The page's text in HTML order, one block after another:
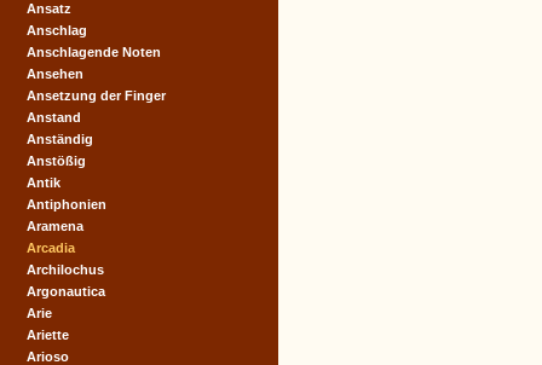
Ansatz
Anschlag
Anschlagende Noten
Ansehen
Ansetzung der Finger
Anstand
Anständig
Anstößig
Antik
Antiphonien
Aramena
Arcadia
Archilochus
Argonautica
Arie
Ariette
Arioso